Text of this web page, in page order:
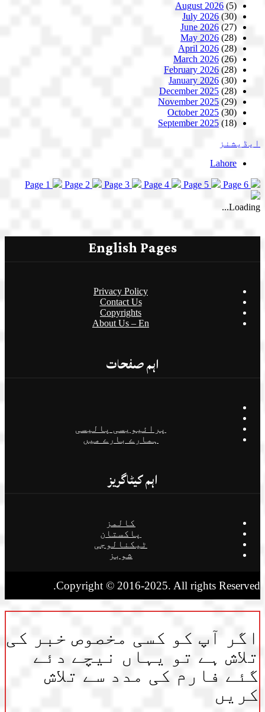
August 2026 (5)
July 2026 (30)
June 2026 (27)
May 2026 (28)
April 2026 (28)
March 2026 (26)
February 2026 (28)
January 2026 (30)
December 2025 (28)
November 2025 (29)
October 2025 (30)
September 2025 (18)
ایڈیشنز
Lahore
Page 1 Page 2 Page 3 Page 4 Page 5 Page 6
Loading...
English Pages
Privacy Policy
Contact Us
Copyrights
About Us – En
اہم صفحات
پرائیویسی پالیسی
ہمارے بارے میں
اہم کیٹاگریز
کالمز
پاکستان
ٹیکنالوجی
شوبز
Copyright © 2016-2025. All rights Reserved.
اگر آپ کو کسی مخصوص خبر کی
تلاش ہے تو یہاں نیچے دئے
گئے فارم کی مدد سے تلاش
کریں